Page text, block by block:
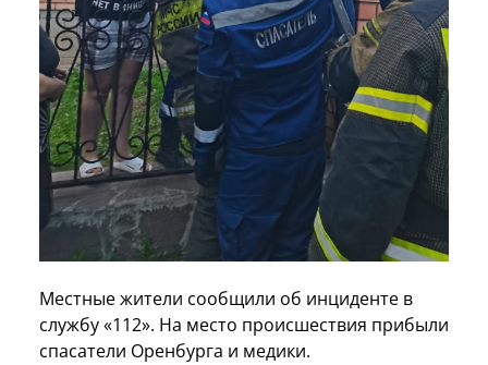
Местные жители сообщили об инциденте в
службу «112». На место происшествия прибыли
спасатели Оренбурга и медики.